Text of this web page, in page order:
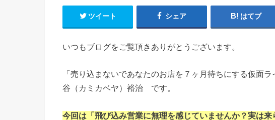
ツイート シェア はてブ
いつもブログをご覧頂きありがとうございます。
「売り込まないであなたのお店を７ヶ月待ちにする仮面
谷（カミカベヤ）裕治 です。
今回は「飛び込み営業に無理を感じていませんか？実は